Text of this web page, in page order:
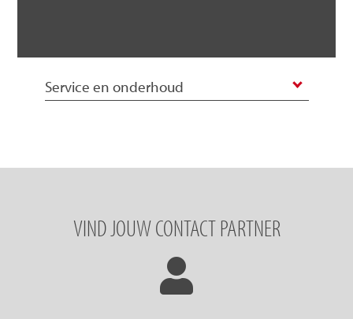
Service en onderhoud
VIND JOUW CONTACT PARTNER